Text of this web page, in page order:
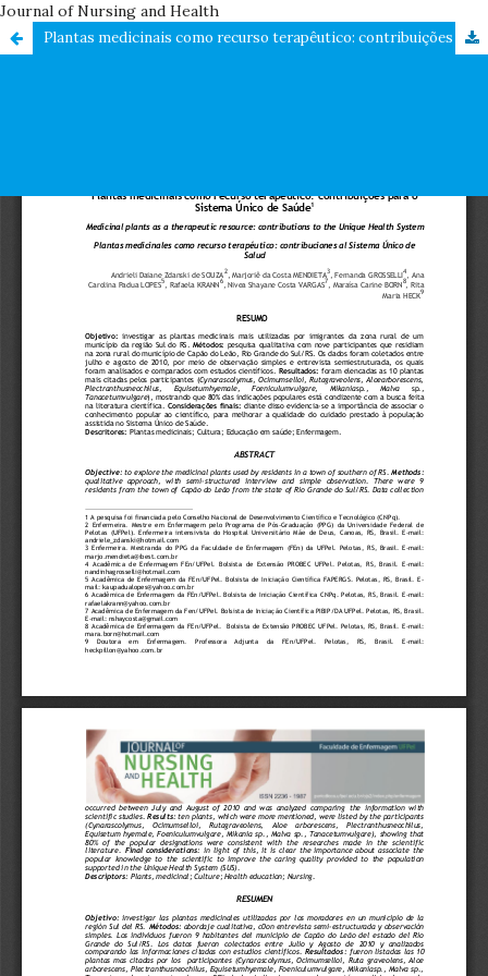
Journal of Nursing and Health
Plantas medicinais como recurso terapêutico: contribuições para o Sistema Único de Saúde